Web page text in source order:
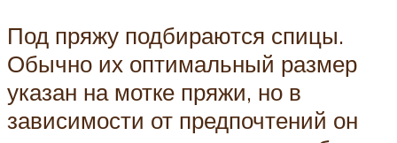
Под пряжу подбираются спицы.
Обычно их оптимальный размер
указан на мотке пряжи, но в
зависимости от предпочтений он